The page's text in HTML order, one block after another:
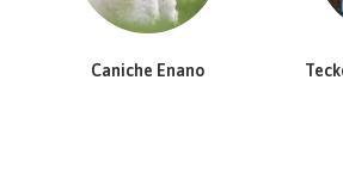
Caniche Enano